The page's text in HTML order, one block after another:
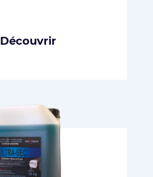
Découvrir